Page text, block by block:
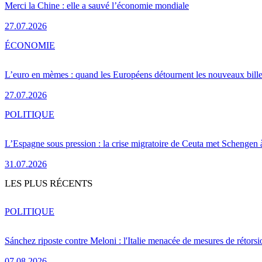
Merci la Chine : elle a sauvé l’économie mondiale
27.07.2026
L’euro en mèmes : quand les Européens détournent les nouveaux
27.07.2026
ÉCONOMIE
L’Espagne sous pression : la crise migratoire de Ceuta met Schengen
31.07.2026
POLITIQUE
LES PLUS RÉCENTS
Sánchez riposte contre Meloni : l'Italie menacée de mesures de
POLITIQUE